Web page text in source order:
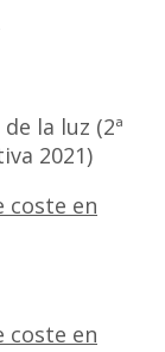
la luz (2ª
2021)